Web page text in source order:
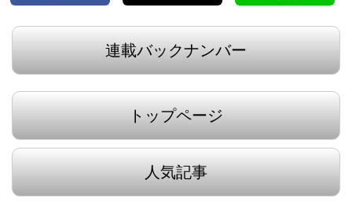
連載バックナンバー
トップページ
人気記事